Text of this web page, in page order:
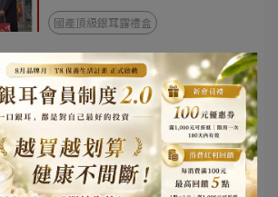
國產頂級銀耳露禮盒
【YAHOO新聞熱購話題】新年送
禮 選台灣品牌「亞大T8銀耳」銀
耳露禮盒
2026-01-20
送禮推薦 新聞熱搜